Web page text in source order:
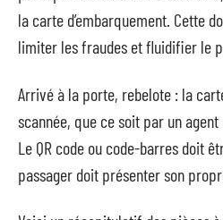
la carte d’embarquement. Cette
limiter les fraudes et fluidifier le
Arrivé à la porte, rebelote : la
scannée, que ce soit par un
Le QR code ou code-barres doit
passager doit présenter son